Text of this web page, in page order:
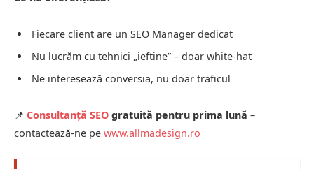
Fiecare client are un SEO Manager dedicat
Nu lucrăm cu tehnici „ieftine” – doar white-hat
Ne interesează conversia, nu doar traficul
📌 Consultanță SEO gratuită pentru prima lună –
contactează-ne pe www.allmadesign.ro